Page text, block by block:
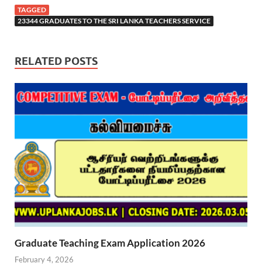
TAGGED
23344 GRADUATES TO THE SRI LANKA TEACHERS SERVICE
RELATED POSTS
Graduate Teaching Exam Application 2026
February 4, 2026